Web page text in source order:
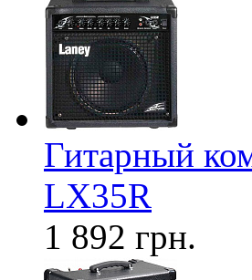
Гитарный
LX35R
1 892 грн.